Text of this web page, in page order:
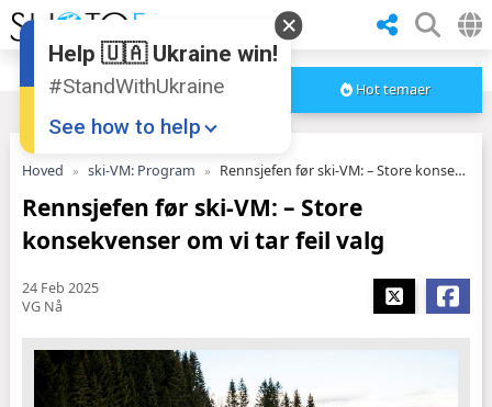
Hot temaer
Hoved ski-VM: Program Rennsjefen før ski-VM: – Store konsekvenser om vi tar feil valg
Rennsjefen før ski-VM: – Store
konsekvenser om vi tar feil valg
24 Feb 2025
VG Nå
Help 🇺🇦 Ukraine win!
#StandWithUkraine
See how to help
Support Ukraine
❤